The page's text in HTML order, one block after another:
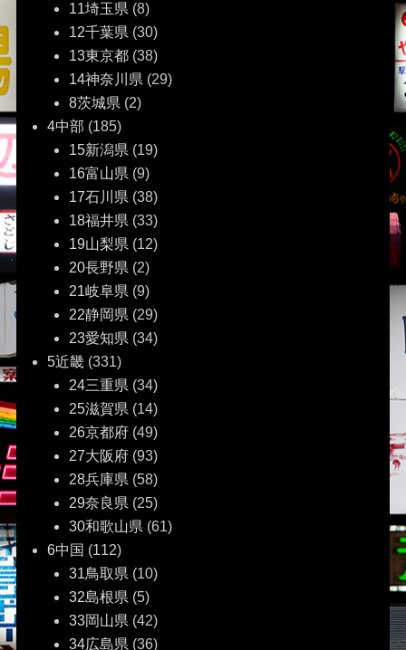
11埼玉県 (8)
12千葉県 (30)
13東京都(38)
14神奈川県 (29)
8茨城県 (2)
4中部 (185)
15新潟県 (19)
16富山県 (9)
17石川県 (38)
18福井県 (33)
19山梨県 (12)
20長野県 (2)
21岐阜県 (9)
22静岡県 (29)
23愛知県 (34)
5近畿(331)
24三重県 (34)
25滋賀県 (14)
26京都府(49)
27大阪府(93)
28兵庫県 (58)
29奈良県 (25)
30和歌山県 (61)
6中国 (112)
31鳥取県 (10)
32島根県 (5)
33岡山県 (42)
34広島県 (36)